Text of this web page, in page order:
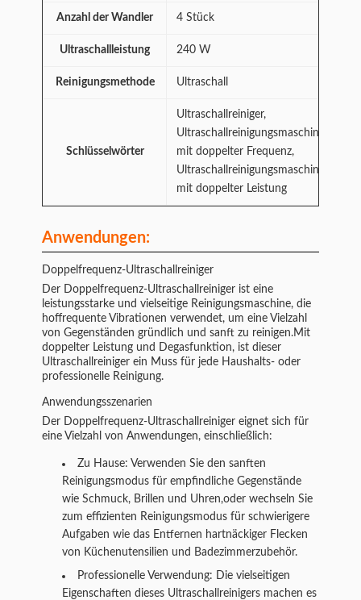
Anzahl der Wandler 4 Stück
Ultraschallleistung 240 W
Reinigungsmethode Ultraschall
Schlüsselwörter
Ultraschallreiniger,
Ultraschallreinigungsmaschine
mit doppelter Frequenz,
Ultraschallreinigungsmaschine
mit doppelter Leistung
Anwendungen:
Doppelfrequenz-Ultraschallreiniger
Der Doppelfrequenz-Ultraschallreiniger ist eine
leistungsstarke und vielseitige Reinigungsmaschine, die
hoffrequente Vibrationen verwendet, um eine Vielzahl
von Gegenständen gründlich und sanft zu reinigen.Mit
doppelter Leistung und Degasfunktion, ist dieser
Ultraschallreiniger ein Muss für jede Haushalts- oder
professionelle Reinigung.
Anwendungsszenarien
Der Doppelfrequenz-Ultraschallreiniger eignet sich für
eine Vielzahl von Anwendungen, einschließlich:
Zu Hause: Verwenden Sie den sanften
Reinigungsmodus für empfindliche Gegenstände
wie Schmuck, Brillen und Uhren,oder wechseln Sie
zum effizienten Reinigungsmodus für schwierigere
Aufgaben wie das Entfernen hartnäckiger Flecken
von Küchenutensilien und Badezimmerzubehör.
Professionelle Verwendung: Die vielseitigen
Eigenschaften dieses Ultraschallreinigers machen es